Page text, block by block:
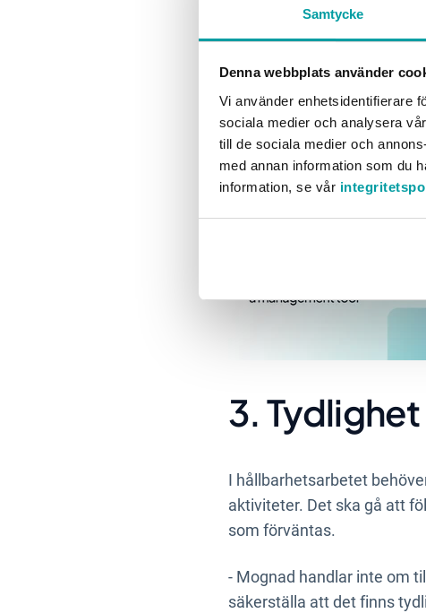
Samtycke
Denna webbplats använder
Vi använder enhetsidentifierare
sociala medier och analysera
till de sociala medier och
med annan information som du
information, se vår
sannolikheten att
3.
I hållbarhetsarbetet
aktiviteter. Det ska gå att
som förväntas.
- Mognad handlar inte om
säkerställa att det finns